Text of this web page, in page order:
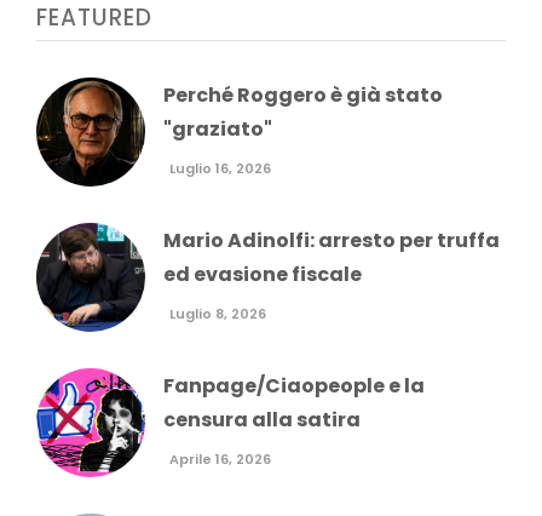
FEATURED
Perché Roggero è già stato
"graziato"
Luglio 16, 2026
Mario Adinolfi: arresto per truffa
ed evasione fiscale
Luglio 8, 2026
Fanpage/Ciaopeople e la
censura alla satira
Aprile 16, 2026